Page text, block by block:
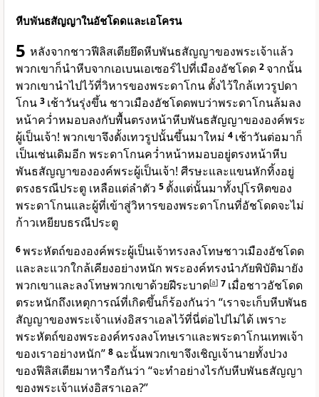
หีบพันธสัญญาในอัชโดดและเอโครน
5 หลังจากชาวฟีลิสเตียยึดหีบพันธสัญญาของพระเจ้าแล้ว
พวกเขาก็นำหีบจากเอเบนเอเซอร์ไปที่เมืองอัชโดด 2 จากนั้น
พวกเขานำไปไว้ที่วิหารของพระดาโกน ตั้งไว้ใกล้เทวรูปดา
โกน 3 เช้าวันรุ่งขึ้น ชาวเมืองอัชโดดพบว่าพระดาโกนล้มลง
หน้าคว่ำหมอบลงกับพื้นตรงหน้าหีบพันธสัญญาขององค์พระ
ผู้เป็นเจ้า! พวกเขาจึงตั้งเทวรูปนั้นขึ้นมาใหม่ 4 เช้าวันต่อมาก็
เป็นเช่นเดิมอีก พระดาโกนคว่ำหน้าหมอบอยู่ตรงหน้าหีบ
พันธสัญญาขององค์พระผู้เป็นเจ้า! ศีรษะและแขนหักทิ้งอยู่
ตรงธรณีประตู เหลือแต่ลำตัว 5 ตั้งแต่นั้นมาทั้งปุโรหิตของ
พระดาโกนและผู้ที่เข้าสู่วิหารของพระดาโกนที่อัชโดดจะไม่
ก้าวเหยียบธรณีประตู
6พระหัตถ์ขององค์พระผู้เป็นเจ้าทรงลงโทษชาวเมืองอัชโดด
และละแวกใกล้เคียงอย่างหนัก พระองค์ทรงนำภัยพิบัติมายัง
พวกเขาและลงโทษพวกเขาด้วยฝีระบาด[a] 7 เมื่อชาวอัชโดด
ตระหนักถึงเหตุการณ์ที่เกิดขึ้นก็ร้องกันว่า “เราจะเก็บหีบพันธ
สัญญาของพระเจ้าแห่งอิสราเอลไว้ที่นี่ต่อไปไม่ได้ เพราะ
พระหัตถ์ของพระองค์ทรงลงโทษเราและพระดาโกนเทพเจ้า
ของเราอย่างหนัก” 8 ฉะนั้นพวกเขาจึงเชิญเจ้านายทั้งปวง
ของฟีลิสเตียมาหารือกันว่า “จะทำอย่างไรกับหีบพันธสัญญา
ของพระเจ้าแห่งอิสราเอล?”